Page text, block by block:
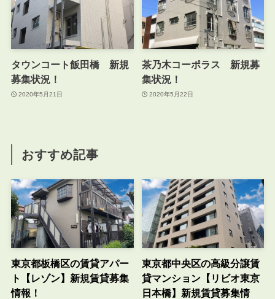
タウンコート飯田橋 新規
募集状況！
2020年5月21日
茶乃木コーポラス 新規募
集状況！
2020年5月22日
おすすめ記事
東京都板橋区の賃貸アパー
ト【レゾン】新規賃貸募集
情報！
東京都中央区の高級分譲賃
貸マンション【リビオ東京
日本橋】新規賃貸募集情